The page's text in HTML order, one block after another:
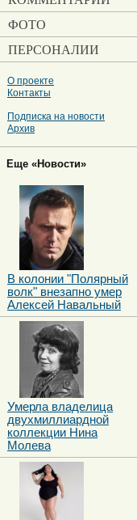
ФОТО
ПЕРСОНАЛИИ
О проекте
Контакты
Подписка на новости
Архив
Еще «Новости»
В колонии "Полярный
волк" внезапно умер
Алексей Навальный
Умерла владелица
двухмиллиардной
коллекции Нина
Молева